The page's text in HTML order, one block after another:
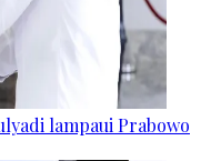
lampaui Prabowo